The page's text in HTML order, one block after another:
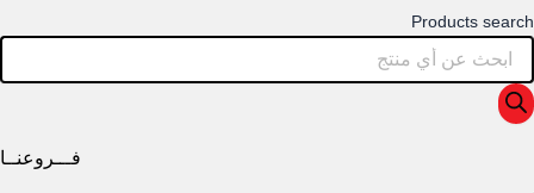
Products search
فـــروعنــا